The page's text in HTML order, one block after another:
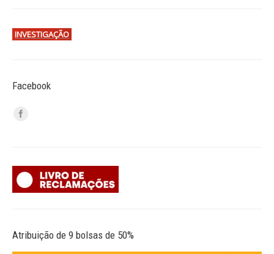
INVESTIGAÇÃO
Facebook
Atribuição de 9 bolsas de 50%